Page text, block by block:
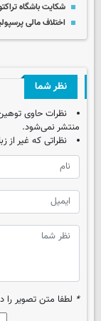
شکایت باشگاه
اختلاف مالی
نظر شما
نظرات حاوی
منتشر نمی‌شود.
نظراتی که غیر از
* لطفا متن تصویر را